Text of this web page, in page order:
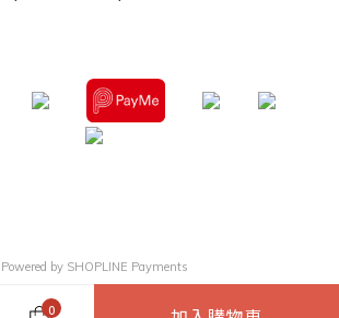
Powered by SHOPLINE Payments